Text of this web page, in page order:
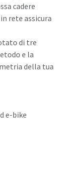
cadere
rete assicura
di tre
e la
della tua
e-bike